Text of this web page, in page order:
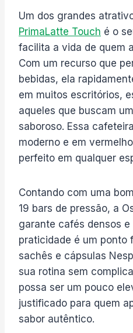
Um dos grandes
PrimaLatte Touch é o
facilita a vida de quem
Com um recurso que
bebidas, ela
em muitos escritórios,
aqueles que buscam
saboroso. Essa
moderno e em
perfeito em qualquer
Contando com uma
19 bars de pressão, a
garante cafés densos e
praticidade é um ponto
sachês e cápsulas
sua rotina sem
possa ser um pouco
justificado para quem
sabor autêntico.